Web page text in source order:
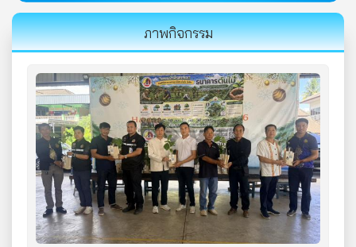
ภาพกิจกรรม